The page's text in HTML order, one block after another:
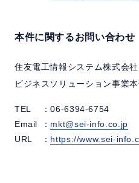
本件に関するお問い合わせ
住友電工情報システム株式会社
ビジネスソリューション事業
TEL
：06-6394-6754
Email
： mkt@sei-info.co.jp
URL
： https://www.sei-